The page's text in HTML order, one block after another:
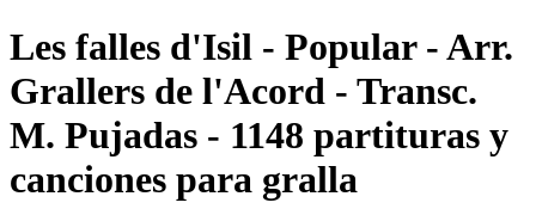
Les falles d'Isil - Popular - Arr.
Grallers de l'Acord - Transc.
M. Pujadas - 1148 partituras y
canciones para gralla